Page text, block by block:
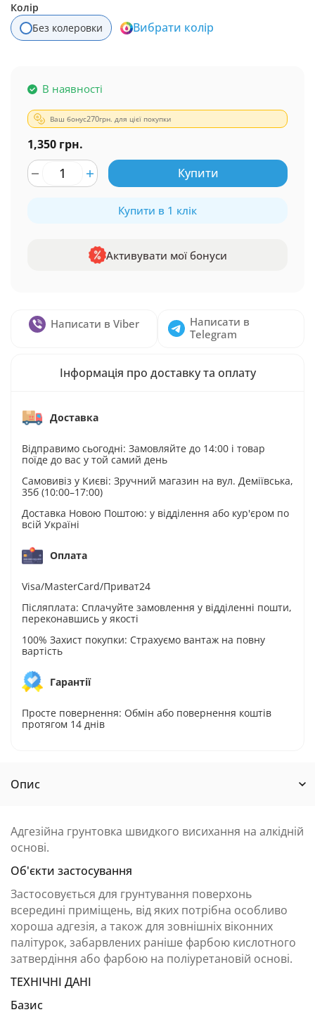
Колір
Без колеровки
Вибрати колір
В наявності
Ваш бонус270грн. для цієї покупки
1,350 грн.
Купити
Купити в 1 клік
Активувати мої бонуси
Написати в Viber
Написати в
Telegram
Інформація про доставку та оплату
Доставка
Відправимо сьогодні: Замовляйте до 14:00 і товар
поїде до вас у той самий день
Самовивіз у Києві: Зручний магазин на вул. Деміївська,
35б (10:00–17:00)
Доставка Новою Поштою: у відділення або кур'єром по
всій Україні
Оплата
Visa/MasterCard/Приват24
Післяплата: Сплачуйте замовлення у відділенні пошти,
переконавшись у якості
100% Захист покупки: Страхуємо вантаж на повну
вартість
Гарантії
Просте повернення: Обмін або повернення коштів
протягом 14 днів
Опис
Адгезійна грунтовка швидкого висихання на алкідній
основі.
Об'єкти застосування
Застосовується для грунтування поверхонь
всередині приміщень, від яких потрібна особливо
хороша адгезія, а також для зовнішніх віконних
палітурок, забарвлених раніше фарбою кислотного
затвердіння або фарбою на поліуретановій основі.
ТЕХНІЧНІ ДАНІ
Базис